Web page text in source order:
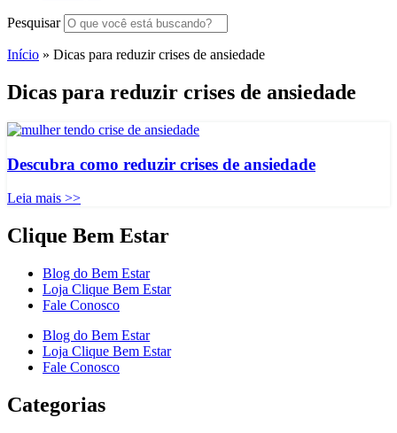
Pesquisar
Início » Dicas para reduzir crises de ansiedade
Dicas para reduzir crises de ansiedade
Descubra como reduzir crises de ansiedade
Leia mais >>
Clique Bem Estar
Blog do Bem Estar
Loja Clique Bem Estar
Fale Conosco
Blog do Bem Estar
Loja Clique Bem Estar
Fale Conosco
Categorias